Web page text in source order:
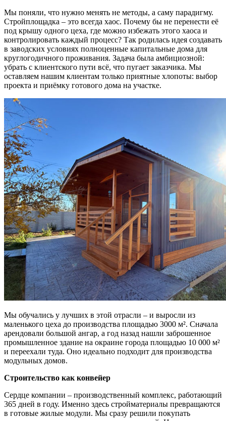
Мы поняли, что нужно менять не методы, а саму парадигму.
Стройплощадка – это всегда хаос. Почему бы не перенести её
под крышу одного цеха, где можно избежать этого хаоса и
контролировать каждый процесс? Так родилась идея создавать
в заводских условиях полноценные капитальные дома для
круглогодичного проживания. Задача была амбициозной:
убрать с клиентского пути всё, что пугает заказчика. Мы
оставляем нашим клиентам только приятные хлопоты: выбор
проекта и приёмку готового дома на участке.
Мы обучались у лучших в этой отрасли – и выросли из
маленького цеха до производства площадью 3000 м². Сначала
арендовали большой ангар, а год назад нашли заброшенное
промышленное здание на окраине города площадью 10 000 м²
и переехали туда. Оно идеально подходит для производства
модульных домов.
Строительство как конвейер
Сердце компании – производственный комплекс, работающий
365 дней в году. Именно здесь стройматериалы превращаются
в готовые жилые модули. Мы сразу решили покупать